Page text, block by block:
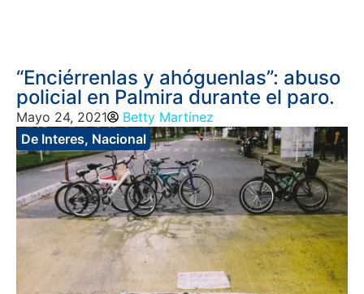
“Enciérrenlas y ahóguenlas”: abuso
policial en Palmira durante el paro.
Mayo 24, 2021
Betty Martinez
De Interes, Nacional